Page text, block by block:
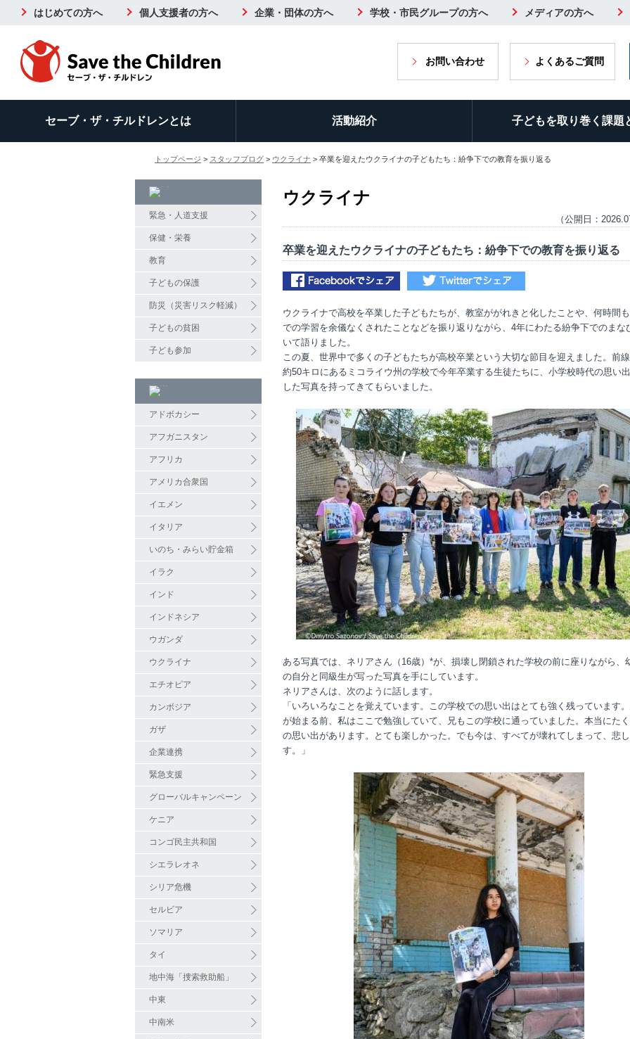
はじめての方へ 個人支援者の方へ 企業・団体の方へ 学校・市民グループの方へ メディアの方へ
お問い合わせ よくあるご質問
セーブ・ザ・チルドレンとは 活動紹介 子どもを取り巻く課題
トップページ > スタッフブログ > ウクライナ > 卒業を迎えたウクライナの子どもたち：紛争下での教育を振り返る
緊急・人道支援
保健・栄養
教育
子どもの保護
防災（災害リスク軽減）
子どもの貧困
子ども参加
アドボカシー
アフガニスタン
アフリカ
アメリカ合衆国
イエメン
イタリア
いのち・みらい貯金箱
イラク
インド
インドネシア
ウガンダ
ウクライナ
エチオピア
カンボジア
ガザ
企業連携
緊急支援
グローバルキャンペーン
ケニア
コンゴ民主共和国
シエラレオネ
シリア危機
セルビア
ソマリア
タイ
地中海「捜索救助船」
中東
中南米
ウクライナ
（公開日：
卒業を迎えたウクライナの子どもたち：紛争下での教育を振り返る
ウクライナで高校を卒業した子どもたちが、教室ががれきと化したことや、何時間
での学習を余儀なくされたことなどを振り返りながら、4年にわたる紛争下でのまな
いて語りました。
この夏、世界中で多くの子どもたちが高校卒業という大切な節目を迎えました。前
約50キロにあるミコライウ州の学校で今年卒業する生徒たちに、小学校時代の思い
した写真を持ってきてもらいました。
ある写真では、ネリアさん（16歳）*が、損壊し閉鎖された学校の前に座りながら、
の自分と同級生が写った写真を手にしています。
ネリアさんは、次のように話します。
「いろいろなことを覚えています。この学校での思い出はとても強く残っています
が始まる前、私はここで勉強していて、兄もこの学校に通っていました。本当にた
の思い出があります。とても楽しかった。でも今は、すべてが壊れてしまって、悲
す。」